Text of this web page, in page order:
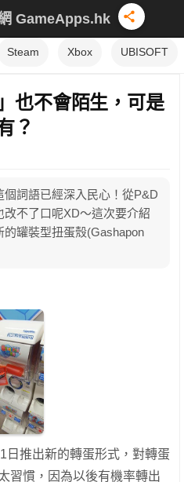
GameApps.hk
Steam Xbox UBISOFT
也不會陌生，可是
？
個詞語已經深入民心！從P&D
改不了口呢XD～這次要介紹
的罐裝型扭蛋殼(Gashapon
日推出新的轉蛋形式，對轉蛋
習慣，因為以後有機率轉出